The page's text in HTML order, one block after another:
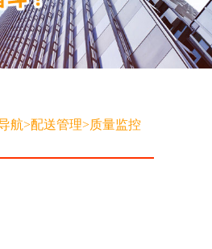
航>配送管理>质量监控